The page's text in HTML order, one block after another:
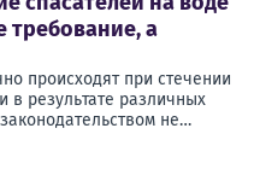
требование, а
происходят при стечении
в результате различных
не…